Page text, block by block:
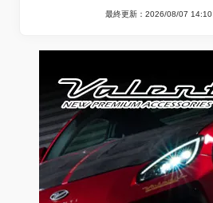
最終更新：2026/08/07 14:10